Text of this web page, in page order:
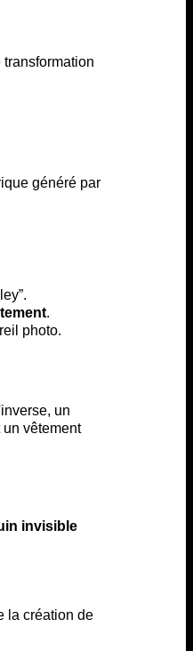
généré par
.
photo.
un
vêtement
invisible